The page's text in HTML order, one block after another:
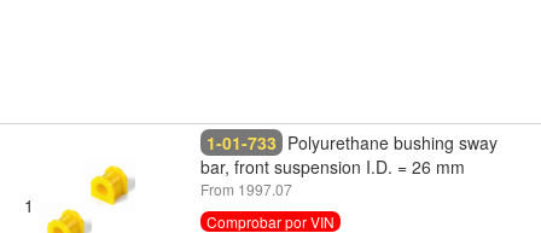
1
1-01-733 Polyurethane bushing sway
bar, front suspension I.D. = 26 mm
From 1997.07
Comprobar por VIN